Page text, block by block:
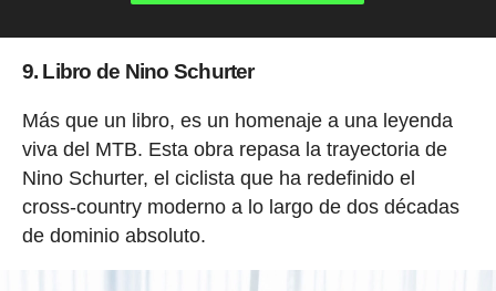
9. Libro de Nino Schurter
Más que un libro, es un homenaje a una leyenda
viva del MTB. Esta obra repasa la trayectoria de
Nino Schurter, el ciclista que ha redefinido el
cross-country moderno a lo largo de dos décadas
de dominio absoluto.